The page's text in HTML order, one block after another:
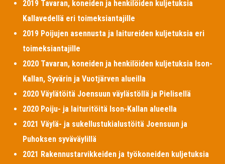
2019 Tavaran, koneiden ja henkilöiden kuljetuksia
Kallavedellä eri toimeksiantajille
2019 Poijujen asennusta ja laitureiden kuljetuksia eri
toimeksiantajille
2020 Tavaran, koneiden ja henkilöiden kuljetuksia Ison-
Kallan, Syvärin ja Vuotjärven alueilla
2020 Väylätöitä Joensuun väylästöllä ja Pielisellä
2020 Poiju- ja laituritöitä Ison-Kallan alueella
2021 Väylä- ja sukellustukialustöitä Joensuun ja
Puhoksen syväväylillä
2021 Rakennustarvikkeiden ja työkoneiden kuljetuksia